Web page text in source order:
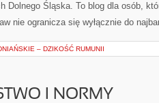
Dolnego Śląska. To blog dla osób,
nie ogranicza się wyłącznie do
– DZIKOŚĆ RUMUNII
I NORMY